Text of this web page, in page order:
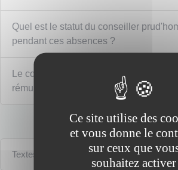
Quel est le statut du conseiller
pendant ces absences ?
Le conseiller prud'hommes touche-t-il
rémunération pendant ces absences ?
Textes de référence
Ce site utilise des
et vous donne le
sur ceux que
souhaitez activer